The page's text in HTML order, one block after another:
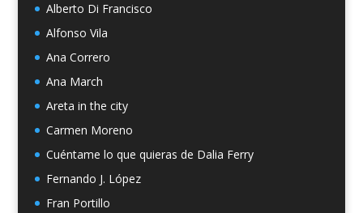
Alberto Di Francisco
Alfonso Vila
Ana Correro
Ana March
Areta in the city
Carmen Moreno
Cuéntame lo que quieras de Dalia Ferry
Fernando J. López
Fran Portillo